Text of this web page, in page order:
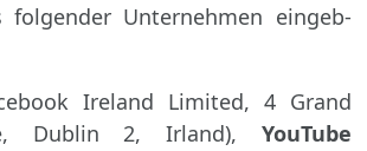
folgender Unternehmen ein­geb­
Ireland Limited, 4 Grand
Dublin 2, Irland), YouTube